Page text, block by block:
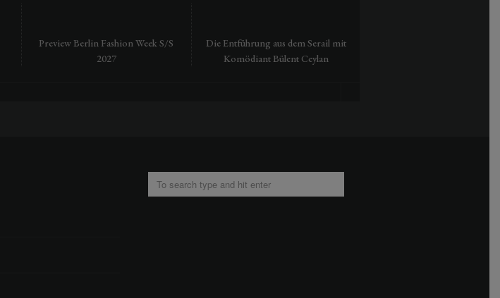
Preview Berlin Fashion Week S/S
2027
Die Entführung aus dem Serail mit
Komödiant Bülent Ceylan